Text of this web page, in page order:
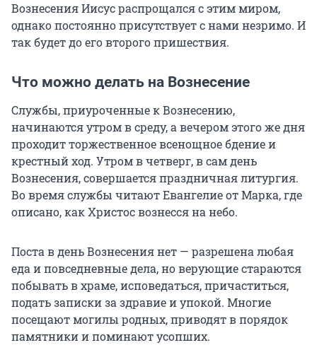
Вознесения Иисус распрощался с этим миром,
однако постоянно присутствует с нами незримо. И
так будет до его второго пришествия.
Что можно делать на Вознесение
Службы, приуроченные к Вознесению,
начинаются утром в среду, а вечером этого же дня
проходит торжественное всенощное бдение и
крестный ход. Утром в четверг, в сам день
Вознесения, совершается праздничная литургия.
Во время службы читают Евангелие от Марка, где
описано, как Христос вознесся на небо.
Поста в день Вознесения нет — разрешена любая
еда и повседневные дела, но верующие стараются
побывать в храме, исповедаться, причаститься,
подать записки за здравие и упокой. Многие
посещают могилы родных, приводят в порядок
памятники и поминают усопших.